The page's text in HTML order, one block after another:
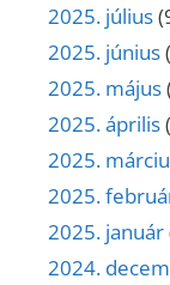
2025. július
2025. június
2025. május
2025. április
2025.
2025.
2025. január
2024.